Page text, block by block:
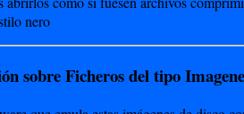
nero
sobre Ficheros del tipo